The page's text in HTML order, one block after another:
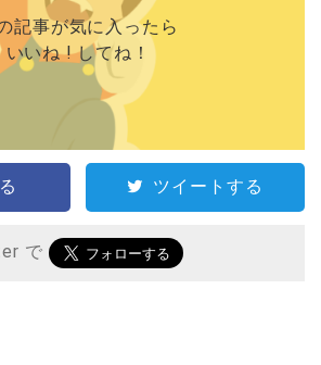
記事が気に入ったら
いいね ! してね！
ツイートする
で